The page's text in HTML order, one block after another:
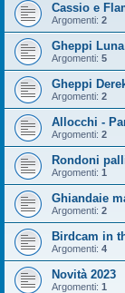
Cassio e
Argomenti: 2
Gheppi
Argomenti: 5
Gheppi
Argomenti: 2
Allocchi -
Argomenti: 2
Rondoni
Argomenti: 1
Ghiandaie
Argomenti: 2
Birdcam in
Argomenti: 4
Novità 2023
Argomenti: 1